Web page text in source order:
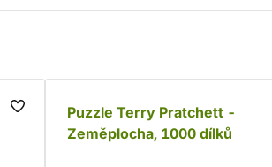
Puzzle Terry Pratchett -
Zeměplocha, 1000 dílků